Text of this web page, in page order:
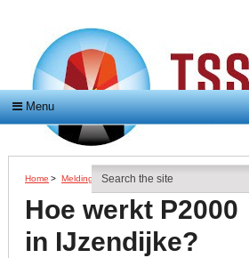
Menu
Home > Meldingen > Hoe Werkt P2000 In IJzendijke?
Hoe werkt P2000
in IJzendijke?